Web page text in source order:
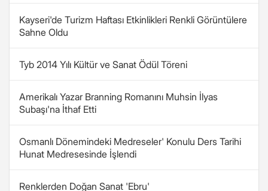
Kayseri'de Turizm Haftası Etkinlikleri Renkli Görüntülere
Sahne Oldu
Tyb 2014 Yılı Kültür ve Sanat Ödül Töreni
Amerikalı Yazar Branning Romanını Muhsin İlyas
Subaşı'na İthaf Etti
Osmanlı Dönemindeki Medreseler' Konulu Ders Tarihi
Hunat Medresesinde İşlendi
Renklerden Doğan Sanat 'Ebru'